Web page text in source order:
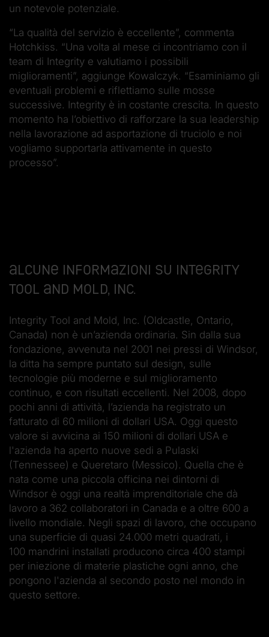
un notevole potenziale.
“La qualità del servizio è eccellente”, commenta
Hotchkiss. “Una volta al mese ci incontriamo con il
team di Integrity e valutiamo i possibili
miglioramenti”, aggiunge Kowalczyk. “Esaminiamo gli
eventuali problemi e riflettiamo sulle mosse
successive. Integrity è in costante crescita. In questo
momento ha l’obiettivo di rafforzare la sua leadership
nella lavorazione ad asportazione di truciolo e noi
vogliamo supportarla attivamente in questo
processo”.
Alcune informazioni su Integrity
Tool and Mold, Inc.
Integrity Tool and Mold, Inc. (Oldcastle, Ontario,
Canada) non è un’azienda ordinaria. Sin dalla sua
fondazione, avvenuta nel 2001 nei pressi di Windsor,
la ditta ha sempre puntato sul design, sulle
tecnologie più moderne e sul miglioramento
continuo, e con risultati eccellenti. Nel 2008, dopo
pochi anni di attività, l’azienda ha registrato un
fatturato di 60 milioni di dollari USA. Oggi questo
valore si avvicina ai 150 milioni di dollari USA e
l'azienda ha aperto nuove sedi a Pulaski
(Tennessee) e Queretaro (Messico). Quella che è
nata come una piccola officina nei dintorni di
Windsor è oggi una realtà imprenditoriale che dà
lavoro a 362 collaboratori in Canada e a oltre 600 a
livello mondiale. Negli spazi di lavoro, che occupano
una superficie di quasi 24.000 metri quadrati, i
100 mandrini installati producono circa 400 stampi
per iniezione di materie plastiche ogni anno, che
pongono l'azienda al secondo posto nel mondo in
questo settore.